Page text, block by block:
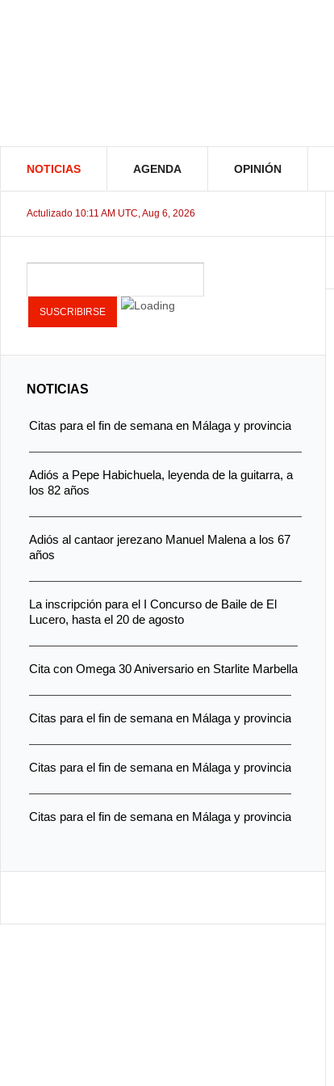
NOTICIAS AGENDA OPINIÓN
Actulizado 10:11 AM UTC, Aug 6, 2026
NOTICIAS
Citas para el fin de semana en Málaga y provincia
Adiós a Pepe Habichuela, leyenda de la guitarra, a
los 82 años
Adiós al cantaor jerezano Manuel Malena a los 67
años
La inscripción para el I Concurso de Baile de El
Lucero, hasta el 20 de agosto
Cita con Omega 30 Aniversario en Starlite Marbella
Citas para el fin de semana en Málaga y provincia
Citas para el fin de semana en Málaga y provincia
Citas para el fin de semana en Málaga y provincia